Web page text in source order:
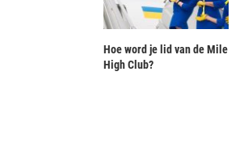
Hoe word je lid van de Mile
High Club?